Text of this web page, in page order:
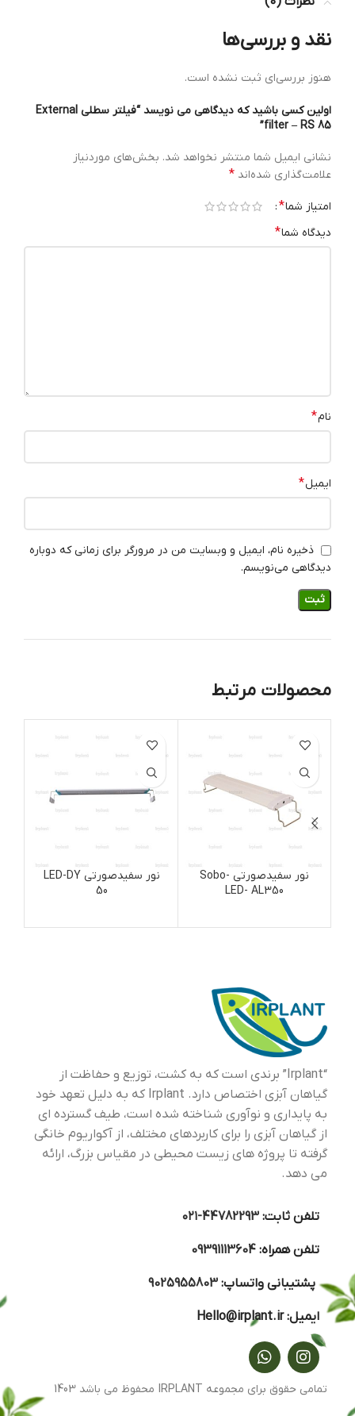
نقد و بررسی‌ها
هنوز بررسی‌ای ثبت نشده است.
اولین کسی باشید که دیدگاهی می نویسد “فیلتر سطلی External
filter – RS 85”
نشانی ایمیل شما منتشر نخواهد شد. بخش‌های موردنیاز
علامت‌گذاری شده‌اند *
امتیاز شما*
دیدگاه شما*
نام*
ایمیل*
ذخیره نام، ایمیل و وبسایت من در مرورگر برای زمانی که دوباره
دیدگاهی می‌نویسم.
محصولات مرتبط
نور سفیدصورتی Sobo-
LED- AL350
نور سفیدصورتی LED-DY
50
“Irplant” برندی است که به کشت، توزیع و حفاظت از
گیاهان آبزی اختصاص دارد. Irplant که به دلیل تعهد خود
به پایداری و نوآوری شناخته شده است، طیف گسترده ای
از گیاهان آبزی را برای کاربردهای مختلف، از آکواریوم خانگی
گرفته تا پروژه های زیست محیطی در مقیاس بزرگ، ارائه
می دهد.
تلفن ثابت:44782293-۰۲۱
تلفن همراه:09391113604
پشتیبانی واتساپ:9025955803
ایمیل:Hello@irplant.ir
تمامی حقوق برای مجموعه IRPLANT محفوظ می باشد 1403